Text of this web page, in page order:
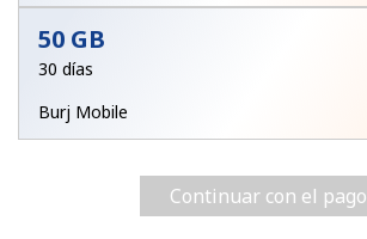
50 GB
30 días
Burj Mobile
Continuar con el pago